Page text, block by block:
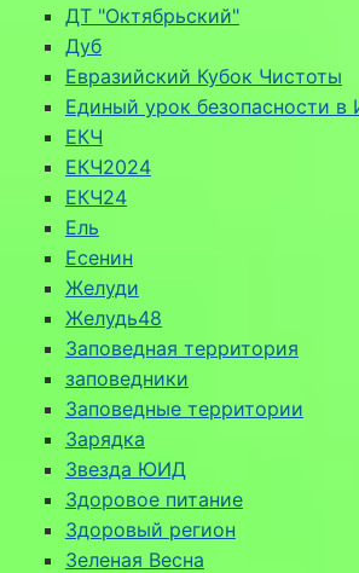
ДТ "Октябрьский"
Дуб
Евразийский Кубок Чистоты
Единый урок безопасности в
ЕКЧ
ЕКЧ2024
ЕКЧ24
Ель
Есенин
Желуди
Желудь48
Заповедная территория
заповедники
Заповедные территории
Зарядка
Звезда ЮИД
Здоровое питание
Здоровый регион
Зеленая Весна